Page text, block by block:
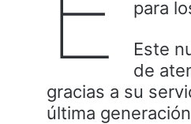
para
Este
de
gracias a su
última generación